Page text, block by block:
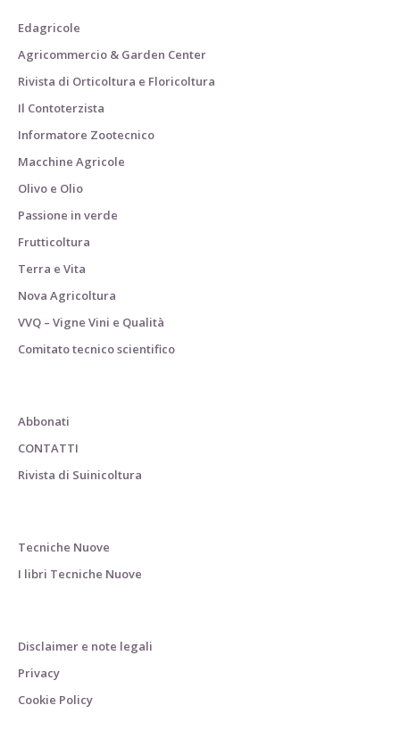
Edagricole
Agricommercio & Garden Center
Rivista di Orticoltura e Floricoltura
Il Contoterzista
Informatore Zootecnico
Macchine Agricole
Olivo e Olio
Passione in verde
Frutticoltura
Terra e Vita
Nova Agricoltura
VVQ – Vigne Vini e Qualità
Comitato tecnico scientifico
Abbonati
CONTATTI
Rivista di Suinicoltura
Tecniche Nuove
I libri Tecniche Nuove
Disclaimer e note legali
Privacy
Cookie Policy